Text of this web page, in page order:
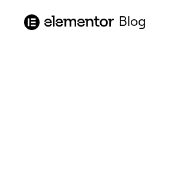
springen
Blog